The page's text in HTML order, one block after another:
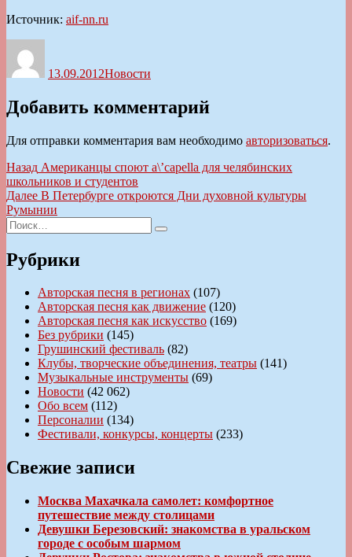
Источник: aif-nn.ru
13.09.2012Новости
Добавить комментарий
Для отправки комментария вам необходимо авторизоваться.
Навигация
по
записям
Назад Предыдущая
запись:
Американцы споют a\’capella для челябинских
школьников и студентов
Далее Следующая
запись:
В Петербурге откроются Дни духовной культуры
Румынии
Искать:
Поиск
Рубрики
Авторская песня в регионах (107)
Авторская песня как движение (120)
Авторская песня как искусство (169)
Без рубрики (145)
Грушинский фестиваль (82)
Клубы, творческие объединения, театры (141)
Музыкальные инструменты (69)
Новости (42 062)
Обо всем (112)
Персоналии (134)
Фестивали, конкурсы, концерты (233)
Свежие записи
Москва Махачкала самолет: комфортное
путешествие между столицами
Девушки Березовский: знакомства в уральском
городе с особым шармом